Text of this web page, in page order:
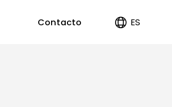
Contacto ES